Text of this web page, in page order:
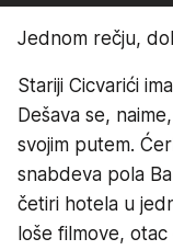
Jednom rečju,
Stariji Cicvarići
Dešava se,
svojim putem.
snabdeva pola
četiri hotela u
loše filmove,